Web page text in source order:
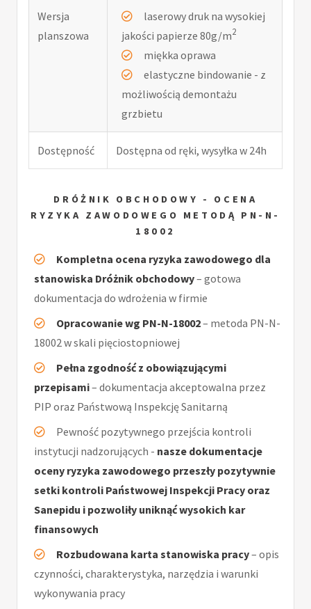
Wersja
planszowa
laserowy druk na wysokiej
jakości papierze 80g/m2
miękka oprawa
elastyczne bindowanie - z
możliwością demontażu
grzbietu
Dostępność Dostępna od ręki, wysyłka w 24h
DRÓŻNIK OBCHODOWY - OCENA
RYZYKA ZAWODOWEGO METODĄ PN-N-
18002
Kompletna ocena ryzyka zawodowego dla
stanowiska Dróżnik obchodowy– gotowa
dokumentacja do wdrożenia w firmie
Opracowanie wg PN-N-18002– metoda PN-N-
18002 w skali pięciostopniowej
Pełna zgodność z obowiązującymi
przepisami– dokumentacja akceptowalna przez
PIP oraz Państwową Inspekcję Sanitarną
Pewność pozytywnego przejścia kontroli
instytucji nadzorujących - nasze dokumentacje
oceny ryzyka zawodowego przeszły pozytywnie
setki kontroli Państwowej Inspekcji Pracy oraz
Sanepidu i pozwoliły uniknąć wysokich kar
finansowych
Rozbudowana karta stanowiska pracy– opis
czynności, charakterystyka, narzędzia i warunki
wykonywania pracy